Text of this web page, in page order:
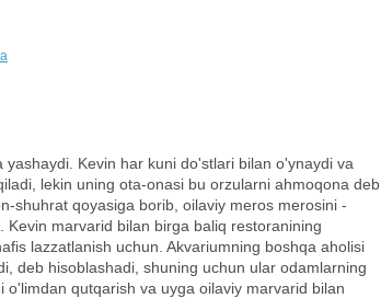
Kevin har kuni do'stlari bilan o'ynaydi va
lekin uning ota-onasi bu orzularni ahmoqona deb
shuhrat qoyasiga borib, oilaviy meros merosini -
marvarid bilan birga baliq restoranining
lazzatlanish uchun. Akvariumning boshqa aholisi
deb hisoblashadi, shuning uchun ular odamlarning
qutqarish va uyga oilaviy marvarid bilan